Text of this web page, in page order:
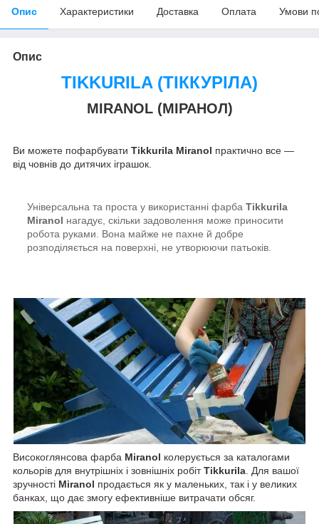
Опис Характеристики Доставка Оплата Умови
Опис
TIKKURILA (ТІККУРІЛА)
MIRANOL (МІРАНОЛ)
Ви можете пофарбувати Tikkurila Miranol практично все —
від човнів до дитячих іграшок.
Універсальна та проста у використанні фарба Tikkurila
Miranol нагадує, скільки задоволення може приносити
робота руками. Вона майже не пахне й добре
розподіляється на поверхні, не утворюючи патьоків.
Високоглянсова фарба Miranol колерується за каталогами
кольорів для внутрішніх і зовнішніх робітTikkurila. Для вашої
зручності Miranol продається як у маленьких, так і у великих
банках, що дає змогу ефективніше витрачати обсяг.